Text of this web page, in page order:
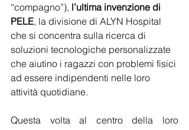
“compagno”), l’ultima invenzione di
PELE, la divisione di ALYN Hospital
che si concentra sulla ricerca di
soluzioni tecnologiche personalizzate
che aiutino i ragazzi con problemi fisici
ad essere indipendenti nelle loro
attività quotidiane.
Questa volta al centro della loro